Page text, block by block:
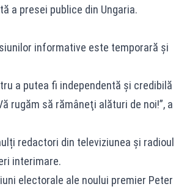
a presei publice din Ungaria.
informative este temporară și
a putea fi independentă şi credibilă
rugăm să rămâneţi alături de noi!”, a
redactori din televiziunea și radioul
interimare.
electorale ale noului premier Peter